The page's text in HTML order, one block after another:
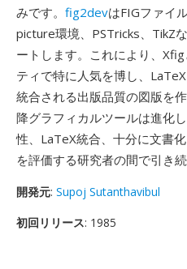
みです。 fig2devはFIGファイ
picture環境、PSTricks、TikZ
ートします。これにより、
ティで特に人気を博し、
統合される出版品質の図版を
降グラフィカルツールは進化
性、LaTeX統合、十分に文書
を評価する研究者の間で引き
開発元: Supoj Sutanthavibul
初回リリース: 1985